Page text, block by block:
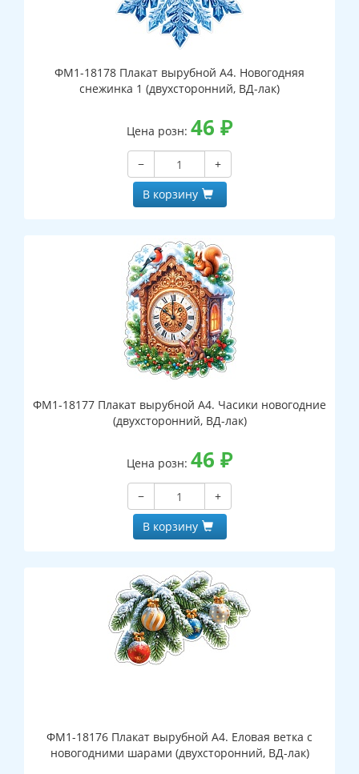
ФМ1-18178 Плакат вырубной А4. Новогодняя
снежинка 1 (двухсторонний, ВД-лак)
Цена розн: 46 ₽
−
+
В корзину
ФМ1-18177 Плакат вырубной А4. Часики новогодние
(двухсторонний, ВД-лак)
Цена розн: 46 ₽
−
+
В корзину
ФМ1-18176 Плакат вырубной А4. Еловая ветка с
новогодними шарами (двухсторонний, ВД-лак)